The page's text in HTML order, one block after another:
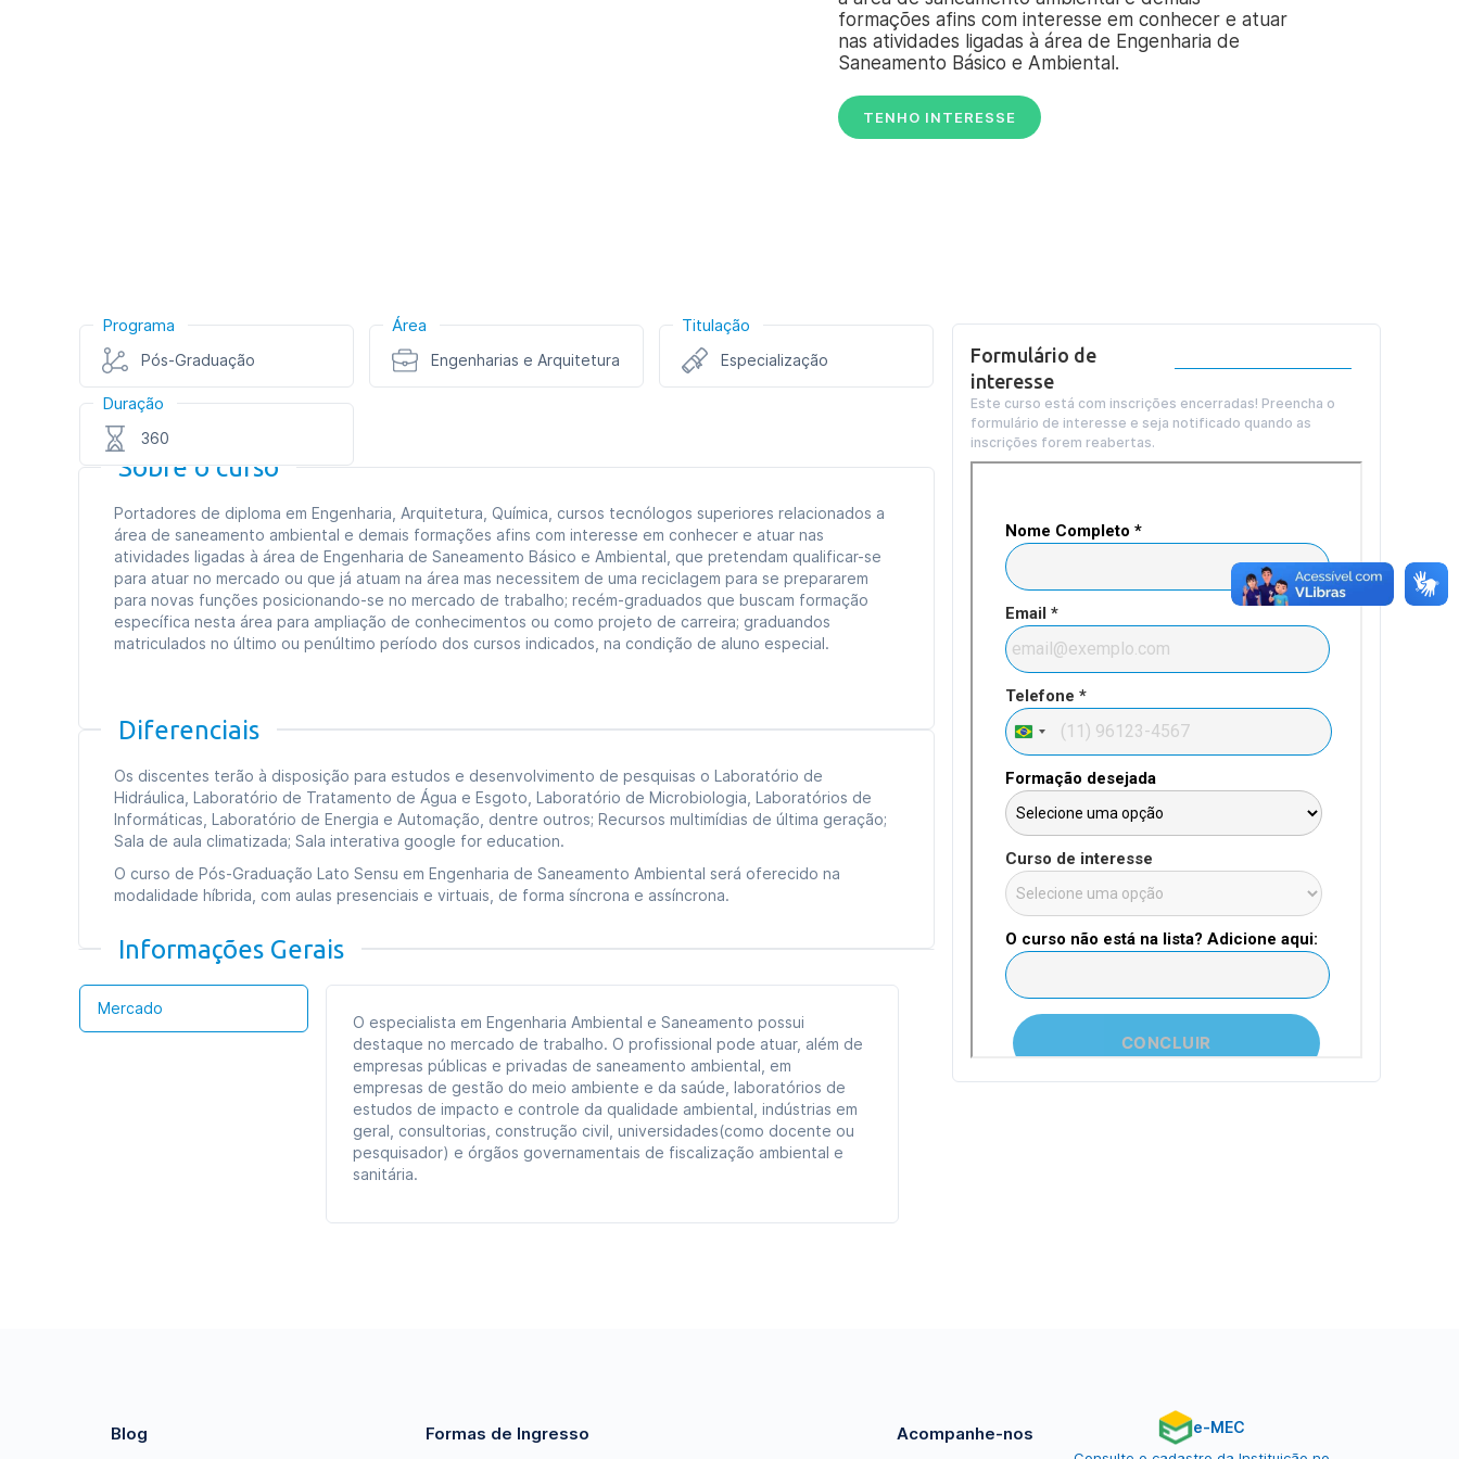
formações afins com interesse em conhecer e atuar
nas atividades ligadas à área de Engenharia de
Saneamento Básico e Ambiental.
TENHO INTERESSE
Programa
Pós-Graduação
Área
Engenharias e Arquitetura
Titulação
Especialização
Duração
360
Sobre o curso
Portadores de diploma em Engenharia, Arquitetura, Química, cursos tecnólogos superiores relacionados a
área de saneamento ambiental e demais formações afins com interesse em conhecer e atuar nas
atividades ligadas à área de Engenharia de Saneamento Básico e Ambiental, que pretendam qualificar-se
para atuar no mercado ou que já atuam na área mas necessitem de uma reciclagem para se prepararem
para novas funções posicionando-se no mercado de trabalho; recém-graduados que buscam formação
específica nesta área para ampliação de conhecimentos ou como projeto de carreira; graduandos
matriculados no último ou penúltimo período dos cursos indicados, na condição de aluno especial.
Diferenciais
Os discentes terão à disposição para estudos e desenvolvimento de pesquisas o Laboratório de
Hidráulica, Laboratório de Tratamento de Água e Esgoto, Laboratório de Microbiologia, Laboratórios de
Informáticas, Laboratório de Energia e Automação, dentre outros; Recursos multimídias de última geração;
Sala de aula climatizada; Sala interativa google for education.
O curso de Pós-Graduação Lato Sensu em Engenharia de Saneamento Ambiental será oferecido na
modalidade híbrida, com aulas presenciais e virtuais, de forma síncrona e assíncrona.
Informações Gerais
Mercado
O especialista em Engenharia Ambiental e Saneamento possui
destaque no mercado de trabalho. O profissional pode atuar, além de
empresas públicas e privadas de saneamento ambiental, em
empresas de gestão do meio ambiente e da saúde, laboratórios de
estudos de impacto e controle da qualidade ambiental, indústrias em
geral, consultorias, construção civil, universidades(como docente ou
pesquisador) e órgãos governamentais de fiscalização ambiental e
sanitária.
Formulário de
interesse
Este curso está com inscrições encerradas! Preencha o
formulário de interesse e seja notificado quando as
inscrições forem reabertas.
Blog Formas de Ingresso Acompanhe-nos e-MEC